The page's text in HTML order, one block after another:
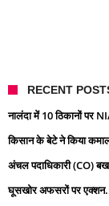
RECENT
नालंदा में 10 ठिकानों पर
किसान के बेटे ने किया
अंचल पदाधिकारी (CO)
घूसखोर अफसरों पर